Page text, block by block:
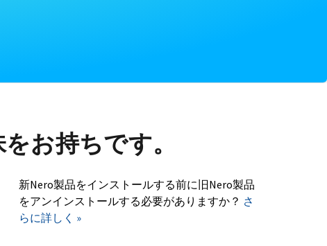
お持ちです。
新Nero製品をインストールする前に旧Nero製品
をアンインストールする必要がありますか？ さ
らに詳しく »